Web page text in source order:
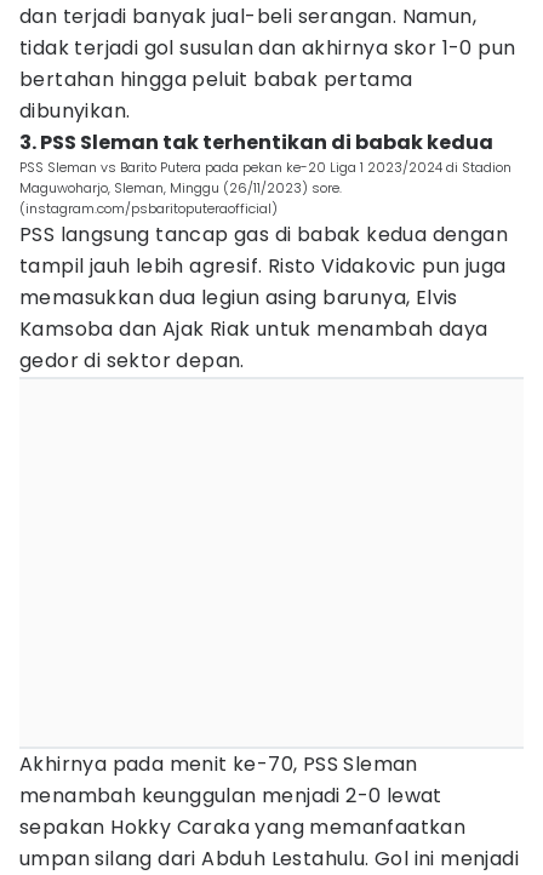
dan terjadi banyak jual-beli serangan. Namun,
tidak terjadi gol susulan dan akhirnya skor 1-0 pun
bertahan hingga peluit babak pertama
dibunyikan.
3. PSS Sleman tak terhentikan di babak kedua
PSS Sleman vs Barito Putera pada pekan ke-20 Liga 1 2023/2024 di Stadion
Maguwoharjo, Sleman, Minggu (26/11/2023) sore.
(instagram.com/psbaritoputeraofficial)
PSS langsung tancap gas di babak kedua dengan
tampil jauh lebih agresif. Risto Vidakovic pun juga
memasukkan dua legiun asing barunya, Elvis
Kamsoba dan Ajak Riak untuk menambah daya
gedor di sektor depan.
Akhirnya pada menit ke-70, PSS Sleman
menambah keunggulan menjadi 2-0 lewat
sepakan Hokky Caraka yang memanfaatkan
umpan silang dari Abduh Lestahulu. Gol ini menjadi